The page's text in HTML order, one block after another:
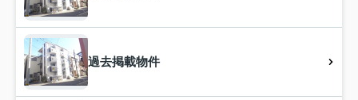
過去掲載物件